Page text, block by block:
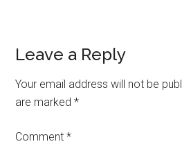
Reader
Interactions
Leave a Reply
Your email address will not be
are marked*
Comment*